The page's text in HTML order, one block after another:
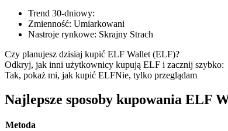
Kontrakty terminowe na kryptowaluty
TradFi
Instrumenty pochodne na akcje, forex, metale
Trend 30-dniowy:
Zmienność: Umiarkowani
Nastroje rynkowe: Skrajny Strach
Czy planujesz dzisiaj kupić ELF Wallet (ELF)?
Odkryj, jak inni użytkownicy kupują ELF i zacznij szybko:
Tak, pokaż mi, jak kupić ELFNie, tylko przeglądam
Najlepsze sposoby kupowania ELF
Metoda